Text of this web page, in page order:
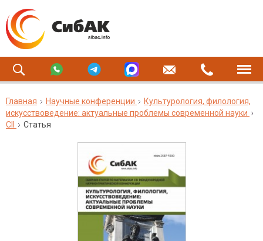
Главная Научные конференции
Культурология, филология,
искусствоведение: актуальные проблемы современной науки
CII
Статья